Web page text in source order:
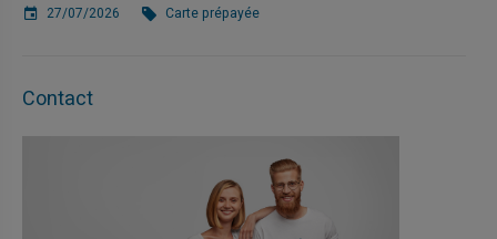
27/07/2026 Carte prépayée
Contact